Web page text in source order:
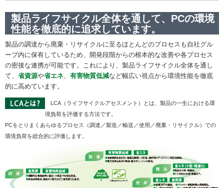
製品ライフサイクル全体を通して、PCの環境
性能を徹底的に追求しています。
製品の調達から廃棄・リサイクルに至るほとんどのプロセスも自社グル
ープ内に保有しているため、開発段階からの根本的な改善や各プロセス
の密接な連携が可能です。これにより、製品ライフサイクル全体を通し
て、 省資源や省エネ 有害物質低減など幅広い視点から環境性能を徹底
的に高めています。
LCA（ライフサイクルアセスメント）とは、製品の一生における環
境負荷を評価する方法です。
PCをとりまくあらゆるプロセス（調達／製造／輸送／使用／廃棄・リサイクル）での
環境負荷を総合的に評価します。